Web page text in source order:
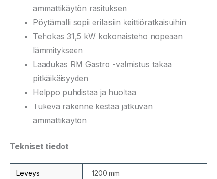
ammattikäytön rasituksen
Pöytämalli sopii erilaisiin keittiöratkaisuihin
Tehokas 31,5 kW kokonaisteho nopeaan
lämmitykseen
Laadukas RM Gastro -valmistus takaa
pitkäikäisyyden
Helppo puhdistaa ja huoltaa
Tukeva rakenne kestää jatkuvan
ammattikäytön
Tekniset tiedot
Leveys 1200 mm